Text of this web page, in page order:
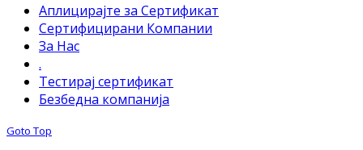
Аплицирајте за Сертификат
Сертифицирани Компании
За Нас
.
Тестирај сертификат
Безбедна компанија
Goto Top